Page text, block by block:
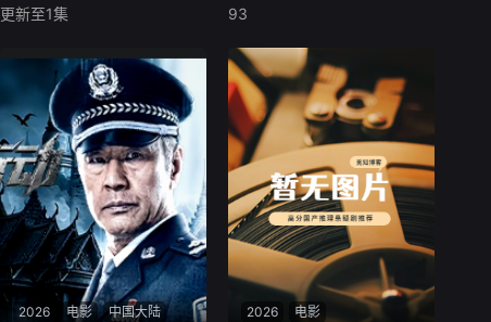
未知
——揭示人类如何成为地球上
最强大的动物。大约30万年
前，智人出现在非洲。如今，
他们是这个星球上仅存的人类
物种。这一切是如何发生的？
这部纪录片利用最新的DNA测
序技术、化石证据
更新至1集
印度影片《调音师》改编自20
10年的同名法国高分悬疑短
片。故事讲述了一直假装盲人
的钢琴调音师阿卡什，在意外
成为一起凶杀案的唯一“目击
证人”后，所遭遇的种种出其
不意的经历。影片故事波折惊
奇，反转不断，是2018年度I
MDb评分最高的印度影片。
93
2026 电影 中国大陆 2026 电影